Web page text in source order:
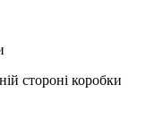
стороні коробки